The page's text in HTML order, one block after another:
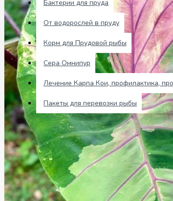
Бактерии для пруда
От водорослей в пруду
Корм для Прудовой рыбы
Сера Омнипур
Лечение Карпа Кои, профилактика,
Пакеты для перевозки рыбы
Отзывы
0 товар(ов) - 0 р.
В корзине пусто!